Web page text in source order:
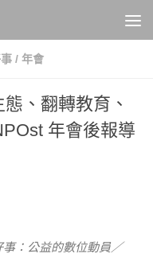
/ 年會
、翻轉教育、
年會後報導
：公益的數位動員／